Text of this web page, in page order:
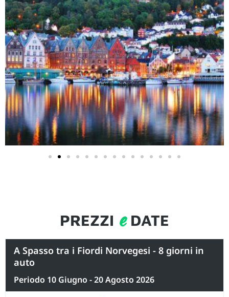
PREZZI eDATE
A Spasso tra i Fiordi Norvegesi - 8 giorni in
auto
Periodo 10 Giugno - 20 Agosto 2026